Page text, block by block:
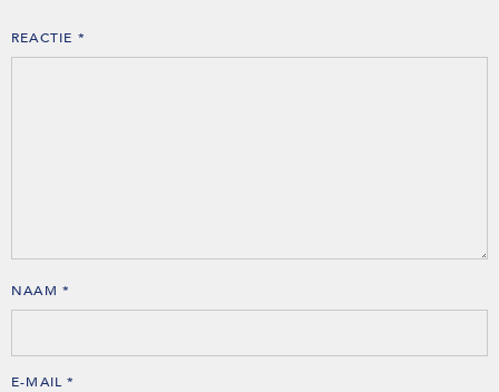
REACTIE *
NAAM *
E-MAIL*